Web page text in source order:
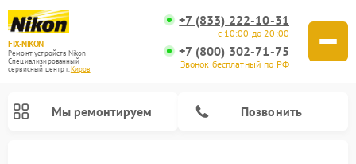
FIX-NIKON
Ремонт устройств Nikon
Специализированный
cервисный центр г.Киров
+7 (833) 222-10-31
с 10:00 до 20:00
+7 (800) 302-71-75
Звонок бесплатный по РФ
Мы ремонтируем Позвонить